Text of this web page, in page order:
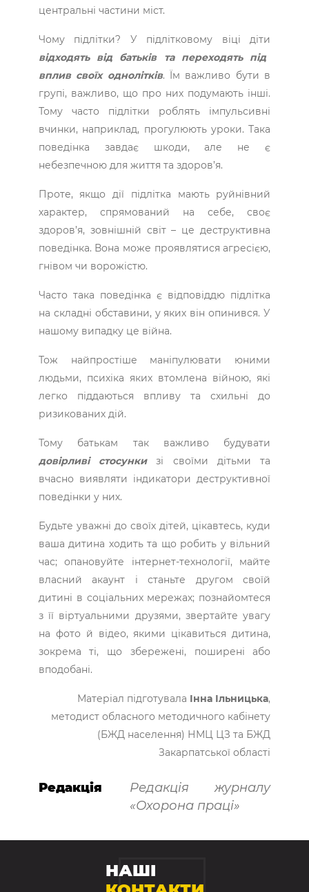
центральні частини міст.
Чому підлітки? У підлітковому віці діти
відходять від батьків та переходять під
вплив своїх однолітків. Їм важливо бути в
групі, важливо, що про них подумають інші.
Тому часто підлітки роблять імпульсивні
вчинки, наприклад, прогулюють уроки. Така
поведінка завдає шкоди, але не є
небезпечною для життя та здоров’я.
Проте, якщо дії підлітка мають руйнівний
характер, спрямований на себе, своє
здоров’я, зовнішній світ – це деструктивна
поведінка. Вона може проявлятися агресією,
гнівом чи ворожістю.
Часто така поведінка є відповіддю підлітка
на складні обставини, у яких він опинився. У
нашому випадку це війна.
Тож найпростіше маніпулювати юними
людьми, психіка яких втомлена війною, які
легко піддаються впливу та схильні до
ризикованих дій.
Тому батькам так важливо будувати
довірливі стосункизі своїми дітьми та
вчасно виявляти індикатори деструктивної
поведінки у них.
Будьте уважні до своїх дітей, цікавтесь, куди
ваша дитина ходить та що робить у вільний
час; опановуйте інтернет-технології, майте
власний акаунт і станьте другом своїй
дитині в соціальних мережах; познайомтеся
з її віртуальними друзями, звертайте увагу
на фото й відео, якими цікавиться дитина,
зокрема ті, що збережені, поширені або
вподобані.
Матеріал підготувала Інна Ільницька,
методист обласного методичного кабінету
(БЖД населення) НМЦ ЦЗ та БЖД
Закарпатської області
Редакція
Редакція журналу
«Охорона праці»
НАШІ